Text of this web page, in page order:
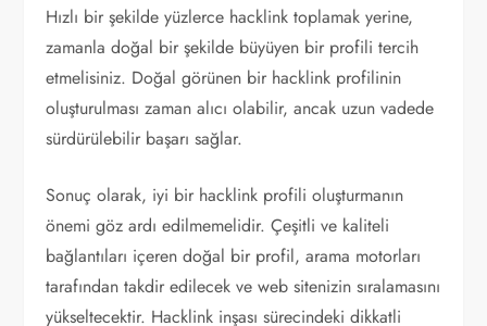
Hızlı bir şekilde yüzlerce hacklink toplamak yerine,
zamanla doğal bir şekilde büyüyen bir profili tercih
etmelisiniz. Doğal görünen bir hacklink profilinin
oluşturulması zaman alıcı olabilir, ancak uzun vadede
sürdürülebilir başarı sağlar.
Sonuç olarak, iyi bir hacklink profili oluşturmanın
önemi göz ardı edilmemelidir. Çeşitli ve kaliteli
bağlantıları içeren doğal bir profil, arama motorları
tarafından takdir edilecek ve web sitenizin sıralamasını
yükseltecektir. Hacklink inşası sürecindeki dikkatli